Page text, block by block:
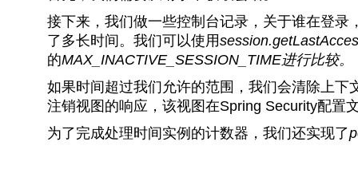
接下来，我们做一些控制台记录，关于谁在登
了多长时间。我们可以使用
的MAX_INACTIVE_SESSION_TIME进行比较。
如果时间超过我们允许的范围，我们会清除上
注销视图的响应，该视图在Spring Security配置
为了完成处理时间实例的计数器，我们还实现了